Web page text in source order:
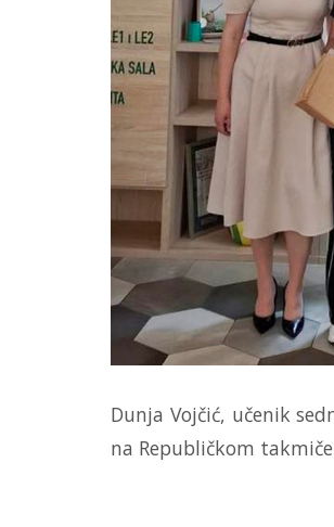
Dunja Vojčić, učenik
na Republičkom